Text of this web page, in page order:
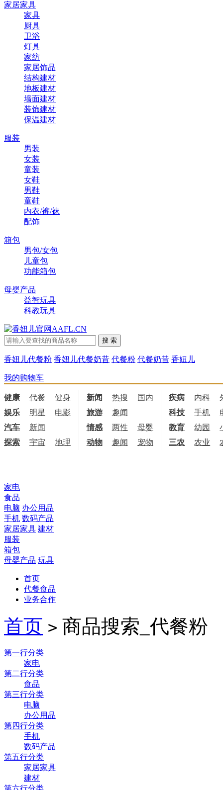
家居家具
家具
厨具
卫浴
灯具
家纺
家居饰品
结构建材
地板建材
墙面建材
装饰建材
保温建材
服装
男装
女装
童装
女鞋
男鞋
童鞋
内衣/裤/袜
配饰
箱包
男包/女包
儿童包
功能箱包
母婴产品
益智玩具
科教玩具
香妞儿代餐粉 香妞儿代餐奶昔 代餐粉 代餐奶昔 香妞儿
我的购物车
健康 代餐 健身 饮食
新闻 热搜 国内 国际
疾病 内科
娱乐
明星 电影 电视
旅游 趣闻 科技 手机
汽车
新闻 情感 两性 母婴 职场
教育 幼园
探索
宇宙 地理 天文
动物 趣闻 宠物 三农 农业
家电
食品
电脑 办公用品
手机 数码产品
家居家具 建材
服装
箱包
母婴产品 玩具
首页
代餐食品
业务合作
首页 > 商品搜索_代餐粉
第一行分类
家电
第二行分类
食品
第三行分类
电脑
办公用品
第四行分类
手机
数码产品
第五行分类
家居家具
建材
第六行分类